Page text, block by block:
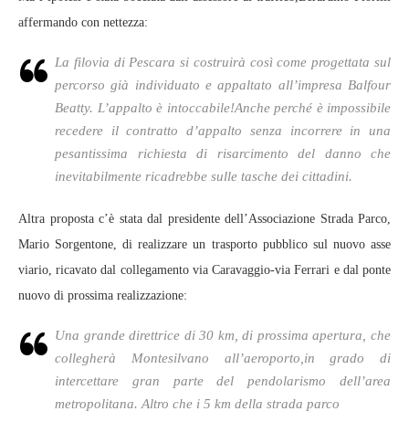
affermando con nettezza:
La filovia di Pescara si costruirà così come progettata sul
percorso già individuato e appaltato all’impresa Balfour
Beatty. L’appalto è intoccabile!Anche perché è impossibile
recedere il contratto d’appalto senza incorrere in una
pesantissima richiesta di risarcimento del danno che
inevitabilmente ricadrebbe sulle tasche dei cittadini.
Altra proposta c’è stata dal presidente dell’Associazione Strada Parco,
Mario Sorgentone, di realizzare un trasporto pubblico sul nuovo asse
viario, ricavato dal collegamento via Caravaggio-via Ferrari e dal ponte
nuovo di prossima realizzazione:
Una grande direttrice di 30 km, di prossima apertura, che
collegherà Montesilvano all’aeroporto,in grado di
intercettare gran parte del pendolarismo dell’area
metropolitana. Altro che i 5 km della strada parco